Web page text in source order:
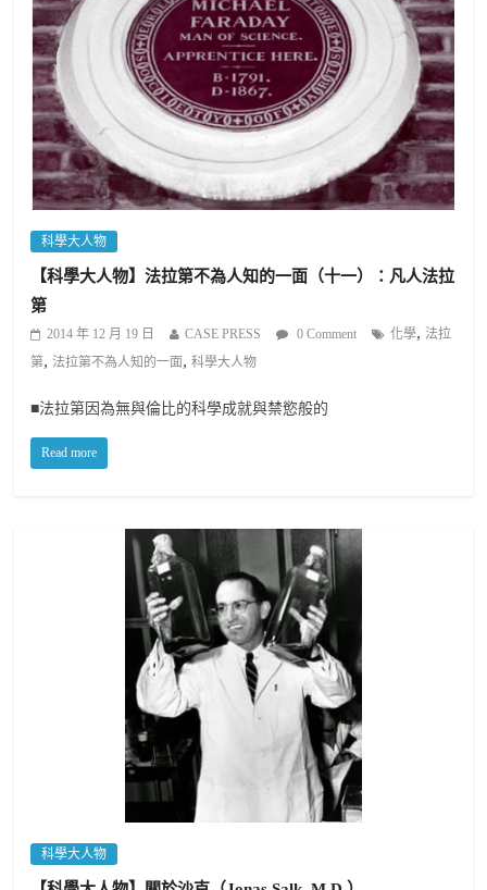
科學大人物
【科學大人物】法拉第不為人知的一面（十一）：凡人法拉
第
2014 年 12 月 19 日 CASE PRESS 0 Comment 化學, 法拉
第, 法拉第不為人知的一面,科學大人物
■法拉第因為無與倫比的科學成就與禁慾般的
Read more
科學大人物